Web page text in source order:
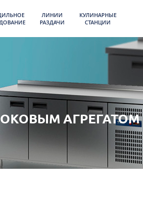
ЛИНИИ
РАЗДАЧИ
КУЛИНАРНЫЕ
СТАНЦИИ
АГРЕГАТОМ